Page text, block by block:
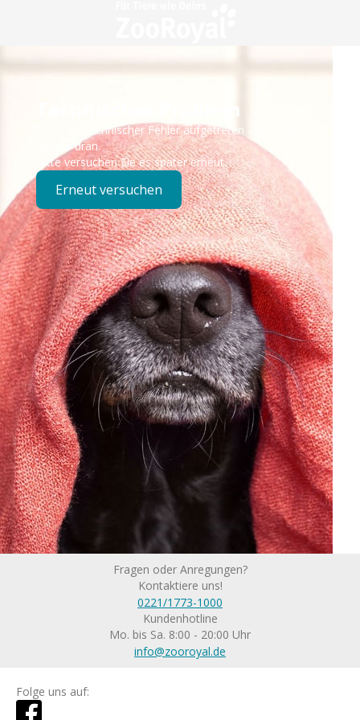
Technisches Problem
Es ist ein technischer Fehler aufgetreten – wir sind
bereits dran.
Bitte versuchen Sie es später erneut.
Erneut versuchen
Fragen oder Anregungen?
Kontaktiere uns!
0221/1773-1000
Kundenhotline
Mo. bis Sa. 8:00 - 20:00 Uhr
info@zooroyal.de
Folge uns auf: